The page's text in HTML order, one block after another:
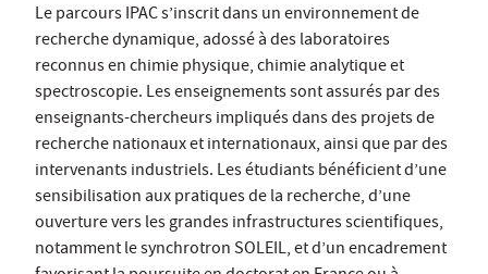
Le parcours IPAC s’inscrit dans un environnement de
recherche dynamique, adossé à des laboratoires
reconnus en chimie physique, chimie analytique et
spectroscopie. Les enseignements sont assurés par des
enseignants-chercheurs impliqués dans des projets de
recherche nationaux et internationaux, ainsi que par des
intervenants industriels. Les étudiants bénéficient d’une
sensibilisation aux pratiques de la recherche, d’une
ouverture vers les grandes infrastructures scientifiques,
notamment le synchrotron SOLEIL, et d’un encadrement